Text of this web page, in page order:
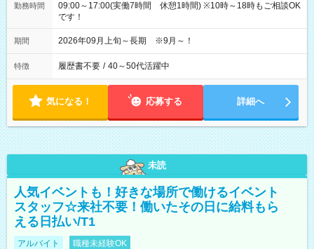
勤務時間
09:00～17:00(実働7時間 休憩1時間) ※10時～18時もご相談OK
です！
期間 2026年09月上旬～長期 ※9月～！
特徴 履歴書不要 / 40～50代活躍中
気になる！ 応募する 詳細へ
未読
人気イベントも！好きな場所で働けるイベント
スタッフ☆来社不要！働いたその日に給料もら
える日払い/T1
アルバイト 職種未経験OK